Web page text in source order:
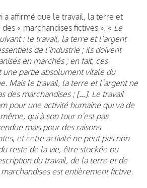
a affirmé que le travail, la terre et
« marchandises fictives ». « Le
: le travail, la terre et l’argent
de l’industrie ; ils doivent
en marchés ; en fait, ces
une partie absolument vitale du
Mais le travail, la terre et l’argent ne
des marchandises ; […]. Le travail
pour une activité humaine qui va de
qui à son tour n’est pas
mais pour des raisons
et cette activité ne peut pas non
reste de la vie, être stockée ou
du travail, de la terre et de
est entièrement fictive.